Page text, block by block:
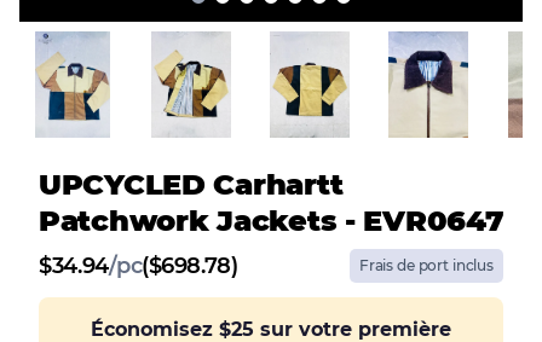
UPCYCLED Carhartt
Patchwork Jackets - EVR0647
$34.94/pc($698.78) Frais de port inclus
Économisez $25 sur votre première